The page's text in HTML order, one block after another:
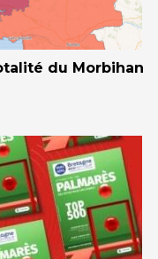
du Morbihan